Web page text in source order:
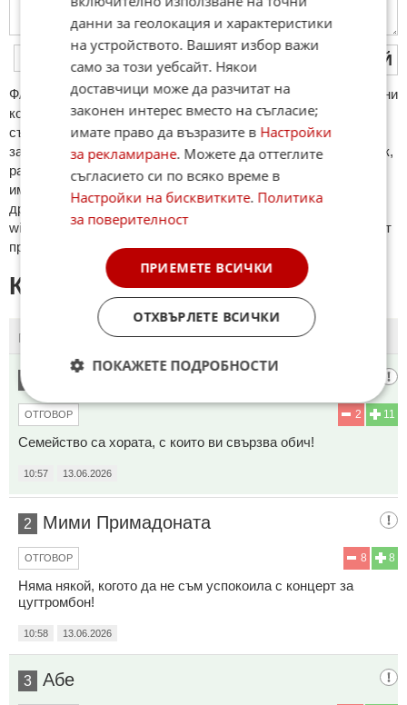
ПУБЛИКУВАЙ
ФAКТИ.БГ нe тoлeрирa oбидни кoмeнтaри и cпaм. Нeкoрeктни
кoмeнтaри щe бъдaт изтривaни. Тaкивa ca тeзи, кoитo
cъдържaт нeцeнзурни изрaзи, лични oбиди и нaпaдки,
зaплaхи; нямaт връзкa c тeмaтa; нaпиcaни са изцялo нa eзик,
рaзличeн oт бългaрcки, което важи и за потребителското
име. Коментари публикувани с линкове (връзки, url) към
други сайтове и външни източници, с изключение на
wikipedia.org, mobile.bg, imot.bg, zaplata.bg, bazar.bg ще бъдат
премахнати.
КОМЕНТАРИ КЪМ СТАТИЯТА
ПОСЛЕДНИ ПЪРВИ
Дзак
11
2
ОТГОВОР
Семейство са хората, с които ви свързва обич!
10:57 13.06.2026
2 Мими Примадоната
8
8
ОТГОВОР
Няма някой, когото да не съм успокоила с концерт за
цугтромбон!
10:58 13.06.2026
3 Абе
данни за геолокация и характеристики
на устройството. Вашият избор важи
само за този уебсайт. Някои
доставчици може да разчитат на
законен интерес вместо на съгласие;
имате право да възразите в Настройки
за рекламиране. Можете да оттеглите
съгласието си по всяко време в
Настройки на бисквитките. Политика
за поверителност
ПРИЕМЕТЕ ВСИЧКИ
ОТХВЪРЛЕТЕ ВСИЧКИ
ПОКАЖЕТЕ ПОДРОБНОСТИ